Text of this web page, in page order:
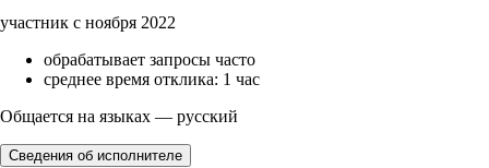
участник с ноября 2022
обрабатывает запросы часто
среднее время отклика: 1 час
Общается на языках — русский
Сведения об исполнителе